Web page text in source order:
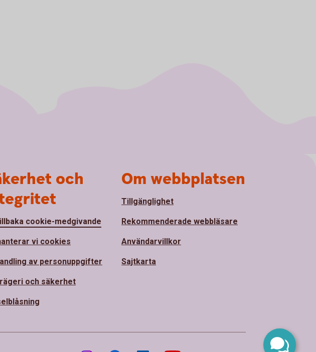
och
cookie-medgivande
vi cookies
av personuppgifter
och säkerhet
Om webbplatsen
Tillgänglighet
Rekommenderade webbläsare
Användarvillkor
Sajtkarta